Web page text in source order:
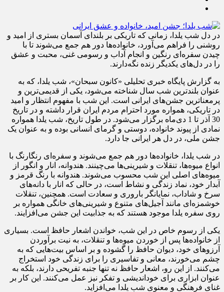
در دل شب یلدا، زمانی که تاریکی بر بلندای آسمان بستری از امید و
روشنی را فراهم می‌آورد، خانواده‌ها دور هم جمع می‌شوند تا با
چیدن سفره‌ای رنگین و انجام آداب و رسومی غنی، محبت و عشق
را در دل‌های یکدیگر زنده نگه‌دارند.
به گزارش پایگاه خبری تحلیلی «کانون سبحان»، شب یلدا، که به
عنوان بلندترین شب سال شناخته می‌شود، یکی از قدیمی‌ترین و
پرمعناترین جشن‌های ایرانی است. این شب با مفهوم انتظار و امید
در تاریکی، همواره مورد احترام مردم ایران قرار داشته و در تاریخ
30 آذر تا 1 دی‌ماه برگزار می‌شود. در طول تاریخ، شب یلدا همواره
نمادی از پیوند خانواده، دوستی و گرمای انسانی بوده و به عنوان یک
جشن ملی، در دل هر ایرانی جا دارد.
در شب یلدا، خانواده‌ها دور هم جمع می‌شوند و سفره‌ای رنگارنگ با
انواع میوه‌ها، تنقلات و شیرینی‌ها می‌چینند. هندوانه، انار و انگور از
میوه‌های اصلی این شب محسوب می‌شوند. هندوانه با رنگ قرمز و
آبدار خود، نماد زندگی و نشاط است، در حالی که انار با دانه‌های
سرخ و شاداب، نمایانگر باروری و سعادت است. همچنین، تنقلات
خوشمزه‌ای مانند آجیل‌های متنوع و شیرینی‌های خانگی همواره بر
روی سفره یلدا موجود هستند که به جذابیت این جشن می‌افزایند.
یکی از رسوم خاص در این شب، خواندن اشعار حافظ است. بسیاری
از خانواده‌ها پس از خوردن میوه‌ها و تنقلات، به نیت برآوردن
آرزوهای خود، دیوان حافظ را گشوده و بر اساس بیت‌هایی که به
چشم می‌خورند، معانی و تفاسیری را برای زندگی خود استخراج
می‌کنند. از این رو، اشعار حافظ نه تنها جنبه تفریحی دارند، بلکه به
عنوان ابزاری برای خوداندیشی و تفکر نیز عمل می‌کنند. این کار بر
غنای فرهنگی و معنوی شب یلدا می‌افزاید.